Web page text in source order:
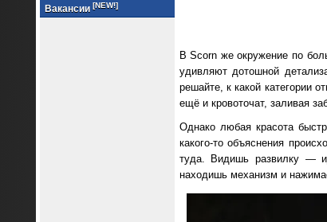
Вакансии [NEW!]
В Scorn же окружение по
удивляют дотошной
решайте, к какой категории
ещё и кровоточат, заливая
Однако любая красота
какого-то объяснения
туда. Видишь развилку —
находишь механизм и